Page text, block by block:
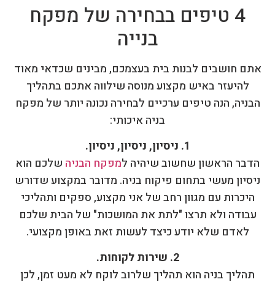
4 טיפים בבחירה של מפקח
בנייה
אתם חושבים לבנות בית בעצמכם, מבינים שכדאי מאוד
להיעזר באיש מקצוע מנוסה שילווה אתכם בתהליך
הבניה, הנה טיפים ערכיים לבחירה נכונה יותר של מפקח
בניה איכותי:
1. ניסיון, ניסיון, ניסיון.
הדבר הראשון שחשוב שיהיה למפקח הבניה שלכם הוא
ניסיון מעשי בתחום פיקוח בניה. מדובר במקצוע שדורש
היכרות עם מגוון רחב של אני מקצוע, ספקים ותהליכי
עבודה ולא תרצו "לתת את המושכות" של הבית שלכם
לאדם שלא יודע כיצד לעשות זאת באופן מקצועי.
2. שירות לקוחות.
תהליך בניה הוא תהליך שלרוב לוקח לא מעט זמן, לכן